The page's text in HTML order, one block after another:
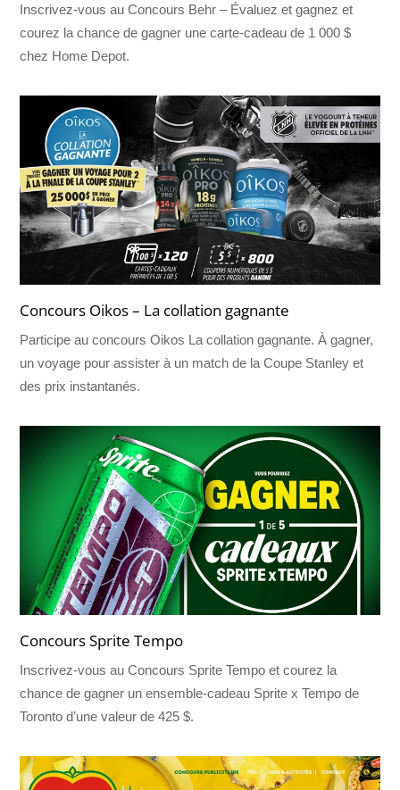
Inscrivez-vous au Concours Behr – Évaluez et gagnez et
courez la chance de gagner une carte-cadeau de 1 000 $
chez Home Depot.
Concours Oikos – La collation gagnante
Participe au concours Oikos La collation gagnante. À gagner,
un voyage pour assister à un match de la Coupe Stanley et
des prix instantanés.
Concours Sprite Tempo
Inscrivez-vous au Concours Sprite Tempo et courez la
chance de gagner un ensemble-cadeau Sprite x Tempo de
Toronto d’une valeur de 425 $.